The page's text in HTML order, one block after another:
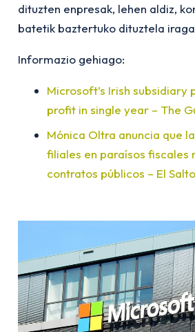
dituzten enpresak, lehen aldiz,
batetik baztertuko dituztela
Informazio gehiago:
Microsoft’s Irish subsidiary
profit in single year – The
Mónica Oltra anuncia que
filiales en paraísos fiscales
contratos públicos – El Salto